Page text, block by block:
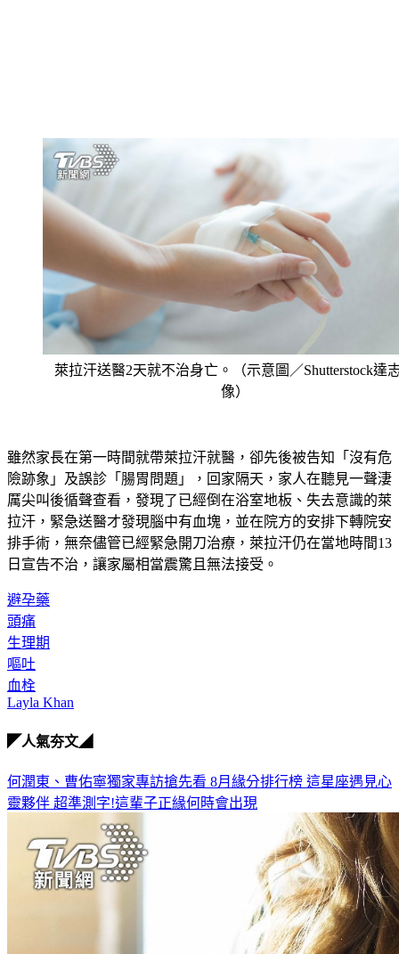
萊拉汗送醫2天就不治身亡。（示意圖／Shutterstock達
像）
險跡象」及誤診「腸胃問題」，回家隔天，家人在聽見一聲淒
厲尖叫後循聲查看，發現了已經倒在浴室地板、失去意識的萊
拉汗，緊急送醫才發現腦中有血塊，並在院方的安排下轉院安
排手術，無奈儘管已經緊急開刀治療，萊拉汗仍在當地時間13
日宣告不治，讓家屬相當震驚且無法接受。
頭痛
生理期
嘔吐
血栓
Layla Khan
靈夥伴 超準測字!這輩子正緣何時會出現